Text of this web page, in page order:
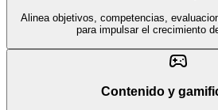
Alinea objetivos, competencias,
para impulsar el crecimiento
Contenido y